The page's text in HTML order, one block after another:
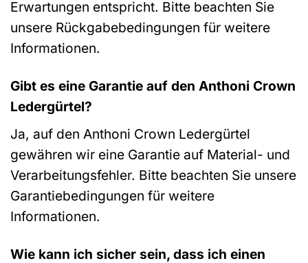
Erwartungen entspricht. Bitte beachten Sie
unsere Rückgabebedingungen für weitere
Informationen.
Gibt es eine Garantie auf den Anthoni Crown
Ledergürtel?
Ja, auf den Anthoni Crown Ledergürtel
gewähren wir eine Garantie auf Material- und
Verarbeitungsfehler. Bitte beachten Sie unsere
Garantiebedingungen für weitere
Informationen.
Wie kann ich sicher sein, dass ich einen